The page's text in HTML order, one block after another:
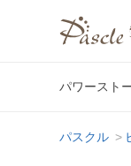
パワースト
パスクル